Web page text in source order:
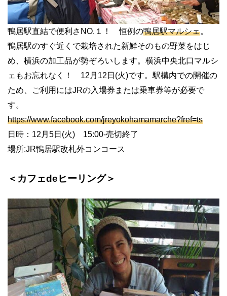
鴨居駅直結で便利さNO.１！ 恒例の鴨居駅マルシェ。
鴨居駅のすぐ近くで栽培された新鮮そのもの野菜をはじ
め、横浜の加工品が勢ぞろいします。横浜中央北口マルシ
ェもお忘れなく！ 12月12日(火)です。駅構内での開催の
ため、ご利用にはJRの入場券または乗車券等が必要で
す。
https://www.facebook.com/jreyokohamamarche?fref=ts
日時：12月5日(火) 15:00-売切終了
場所:JR鴨居駅改札外コンコース
＜カフェdeヒーリング＞